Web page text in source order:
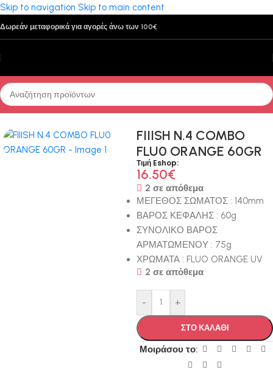
Skip to navigation Skip to main content
Δωρεάν μεταφορικά για αγορές άνω των 100€
Αρχική σελίδα/Τεχνητά Δολώματα/Σιλικόνες
FIIISH N.4 COMBO
FLU0 ORANGE 60GR
Τιμή Eshop:
16.50€
2 σε απόθεμα
ΜΕΓΕΘΟΣ ΣΩΜΑΤΟΣ : 140mm
ΒΑΡΟΣ ΚΕΦΑΛΗΣ : 60g
ΣΥΝΟΛΙΚΟ ΒΑΡΟΣ
ΑΡΜΑΤΩΜΕΝΟΥ : 75g
ΧΡΩΜΑΤΑ : FLUO ORANGE UV
2 σε απόθεμα
- +
ΣΤΟ ΚΑΛΑΘΙ
Μοιράσου το: